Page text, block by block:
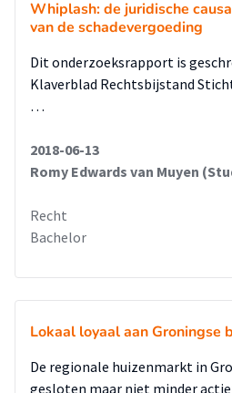
Whiplash: de juridische
van de schadevergoeding
Dit onderzoeksrapport is
Klaverblad Rechtsbijstand
…
2018-06-13
Romy Edwards van Muyen
Recht
Bachelor
Lokaal loyaal aan Groningse
De regionale huizenmarkt in
gesloten maar niet minder